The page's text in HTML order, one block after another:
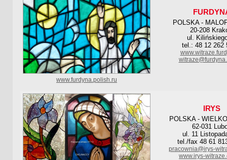
POLSKA -
20-208
ul.
tel.: 48 12 262
www.furdyna.polish.ru
IRYS
POLSKA -
62-031
ul. 11
tel./fax 48 61
pracownia@irys-
www.irys-